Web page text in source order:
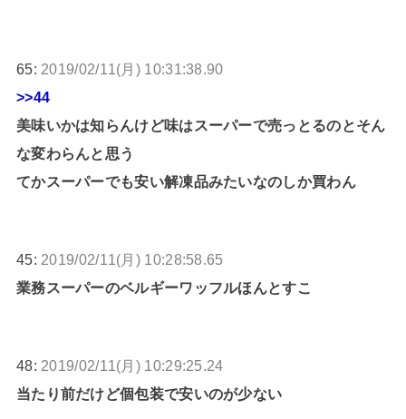
65: 2019/02/11(月) 10:31:38.90
>>44
美味いかは知らんけど味はスーパーで売っとるのとそん
な変わらんと思う
てかスーパーでも安い解凍品みたいなのしか買わん
45: 2019/02/11(月) 10:28:58.65
業務スーパーのベルギーワッフルほんとすこ
48: 2019/02/11(月) 10:29:25.24
当たり前だけど個包装で安いのが少ない